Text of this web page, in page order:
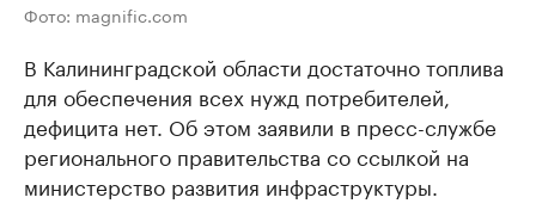
Фото: magnific.com
В Калининградской области достаточно топлива
для обеспечения всех нужд потребителей,
дефицита нет. Об этом заявили в пресс-службе
регионального правительства со ссылкой на
министерство развития инфраструктуры.